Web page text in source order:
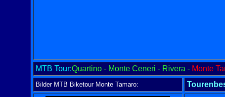
MTB Tour:Quartino - Monte Ceneri - Rivera - Monte
Bilder MTB Biketour Monte Tamaro: